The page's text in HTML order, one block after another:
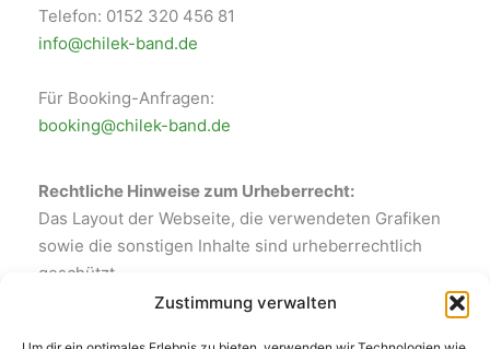
Zustimmung verwalten
Telefon: 0152 320 456 81
info@chilek-band.de
Für Booking-Anfragen:
booking@chilek-band.de
Rechtliche Hinweise zum Urheberrecht:
Das Layout der Webseite, die verwendeten Grafiken
sowie die sonstigen Inhalte sind urheberrechtlich
geschützt.